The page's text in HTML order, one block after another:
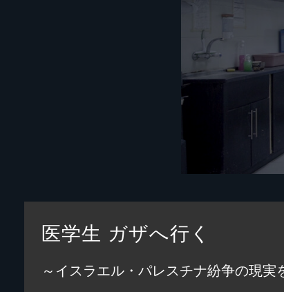
医学生 ガザへ行く
～イスラエル・パレスチナ紛争の現